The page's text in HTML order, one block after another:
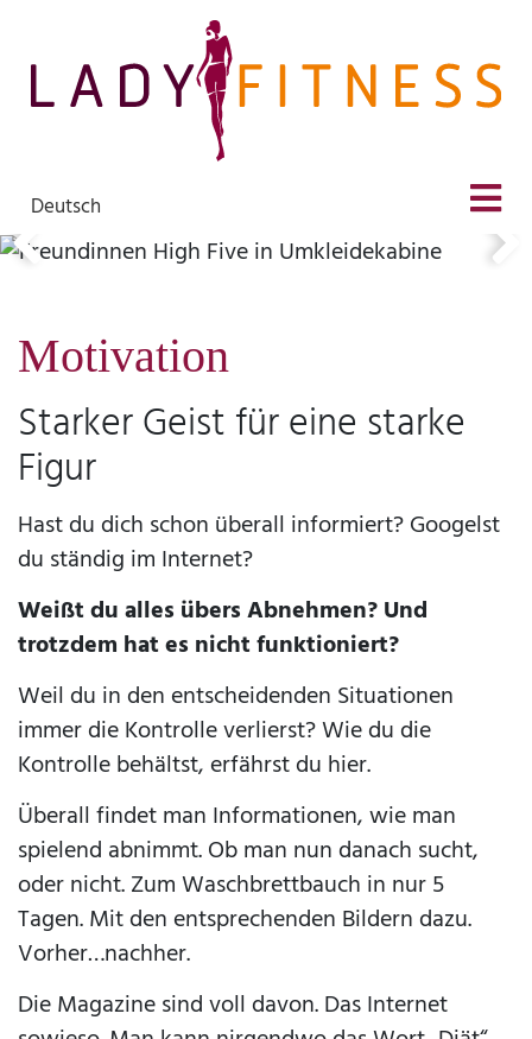
Deutsch
Motivation
Starker Geist für eine starke
Figur
Hast du dich schon überall informiert? Googelst
du ständig im Internet?
Weißt du alles übers Abnehmen? Und
trotzdem hat es nicht funktioniert?
Weil du in den entscheidenden Situationen
immer die Kontrolle verlierst? Wie du die
Kontrolle behältst, erfährst du hier.
Überall findet man Informationen, wie man
spielend abnimmt. Ob man nun danach sucht,
oder nicht. Zum Waschbrettbauch in nur 5
Tagen. Mit den entsprechenden Bildern dazu.
Vorher…nachher.
Die Magazine sind voll davon. Das Internet